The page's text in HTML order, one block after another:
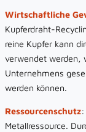
Wirtschaftliche
Kupferdraht-
reine Kupfer kann
verwendet werden,
Unternehmens
werden können.
Ressourcenschutz
Metallressource.